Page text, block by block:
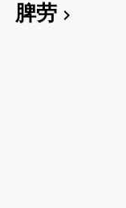
脾劳chevron_right